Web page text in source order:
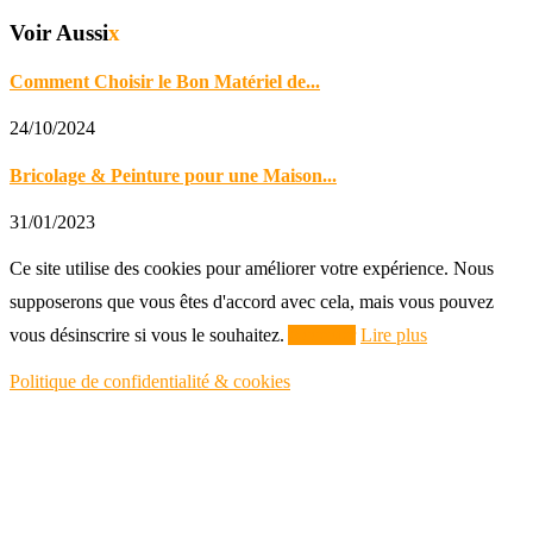
Voir Aussix
Comment Choisir le Bon Matériel de...
24/10/2024
Bricolage & Peinture pour une Maison...
31/01/2023
Ce site utilise des cookies pour améliorer votre expérience. Nous
supposerons que vous êtes d'accord avec cela, mais vous pouvez
vous désinscrire si vous le souhaitez.
Lire plus
Politique de confidentialité & cookies